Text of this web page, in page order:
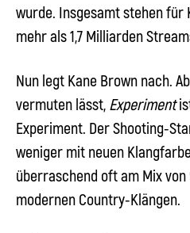
wurde. Insgesamt stehen
mehr als 1,7 Milliarden
Nun legt Kane Brown nach.
vermuten lässt, Experiment
Experiment. Der Shooting-
weniger mit neuen
überraschend oft am Mix
modernen Country-Klängen.